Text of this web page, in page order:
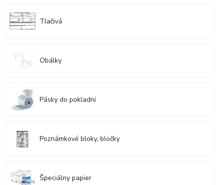
Tlačivá
Obálky
Pásky do pokladní
Poznámkové bloky, bločky
Špeciálny papier